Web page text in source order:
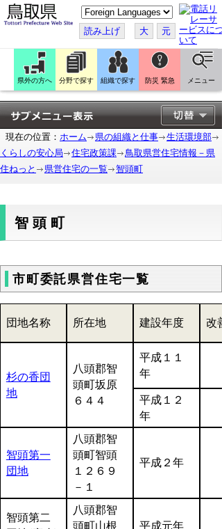
こ
の
ペ
ー
ジ
翻
訳
す
る
読み上げ 大 元
県外の方へ 分野で探す 組織で探す 防災 緊急 メニュー
現在の位置： ホーム 県の組織と仕事
生活環境部
くらしの安心局
住宅政策課
鳥取県営住宅情報－県
住ねっと
県営住宅の一覧 智頭町
智頭町
市町委託県営住宅一覧
団地名称 所在地 建設年度 改
杉の香団
地
八頭郡智
頭町坂原
６４４
平成１１
年
平成１２
年
智頭第一
団地
八頭郡智
頭町智頭
１２６９
－１
平成２年
智頭第二
八頭郡智
頭町山根
平成元年